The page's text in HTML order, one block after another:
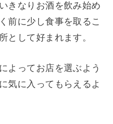
きなりお酒を飲み始め
前に少し食事を取るこ
として好まれます。
よってお店を選ぶよう
気に入ってもらえるよ